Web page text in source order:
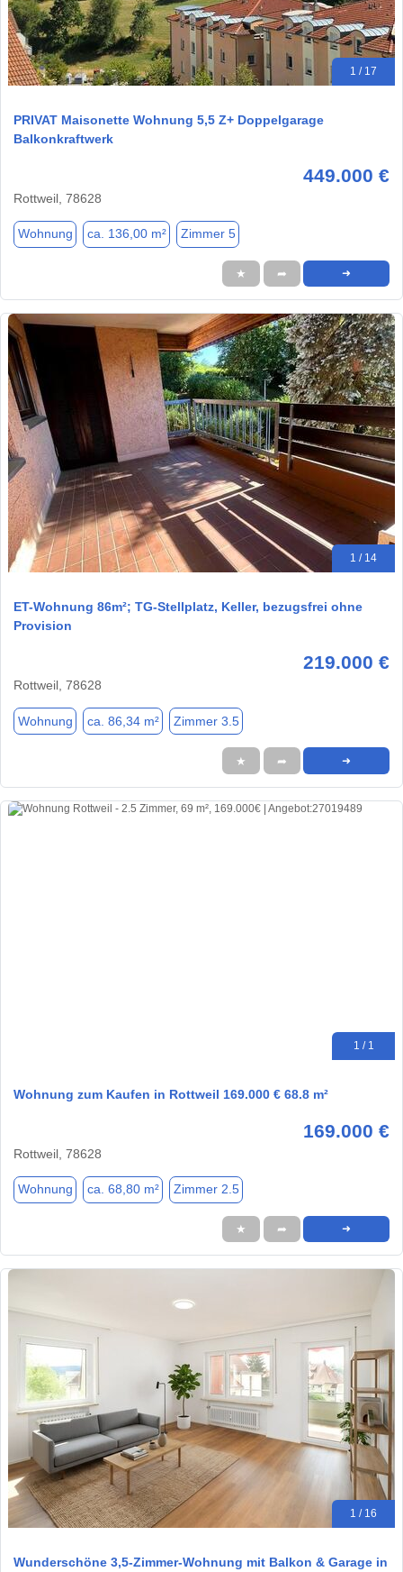
1 / 17
PRIVAT Maisonette Wohnung 5,5 Z+ Doppelgarage
Balkonkraftwerk
449.000 €
Rottweil, 78628
Wohnung ca. 136,00 m² Zimmer 5
★ ➦ ➜
1 / 14
ET-Wohnung 86m²; TG-Stellplatz, Keller, bezugsfrei ohne
Provision
219.000 €
Rottweil, 78628
Wohnung ca. 86,34 m² Zimmer 3.5
★ ➦ ➜
1 / 1
Wohnung zum Kaufen in Rottweil 169.000 € 68.8 m²
169.000 €
Rottweil, 78628
Wohnung ca. 68,80 m² Zimmer 2.5
★ ➦ ➜
1 / 16
Wunderschöne 3,5-Zimmer-Wohnung mit Balkon & Garage in